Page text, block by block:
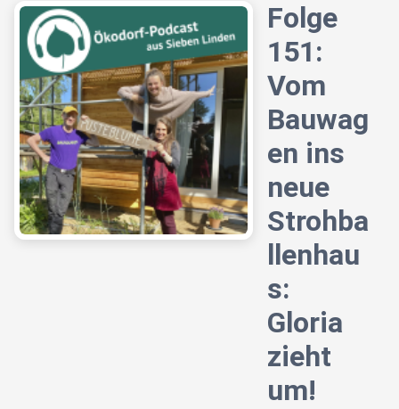
Folge
151:
Vom
Bauwag
en ins
neue
Strohba
llenhau
s:
Gloria
zieht
um!